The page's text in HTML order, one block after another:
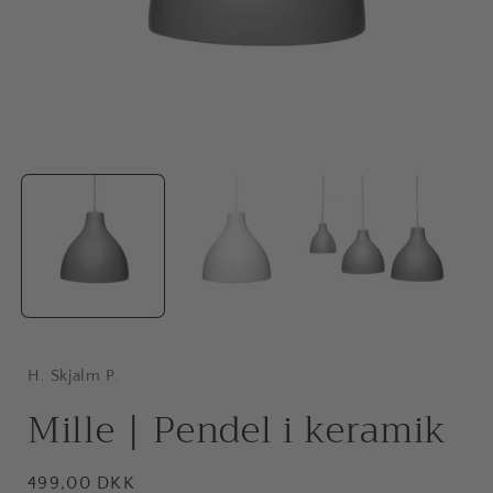
mediet
H. Skjalm P.
Mille | Pendel i keramik
Normalpris
499,00 DKK